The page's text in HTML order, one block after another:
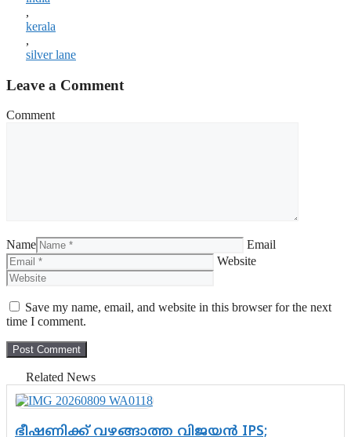
,
kerala
,
silver lane
Leave a Comment
Comment
Name
Email
Website
Save my name, email, and website in this browser for the next
time I comment.
Related News
ഭീഷണിക്ക് വഴങ്ങാത്ത വിജയൻ IPS;